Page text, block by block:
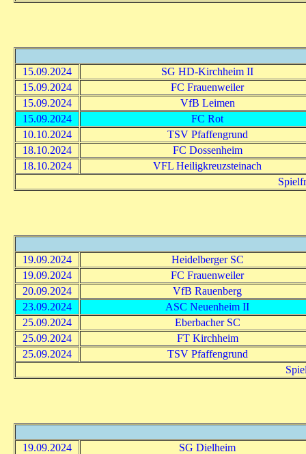
15.09.2024
SG HD-Kirchheim II
15.09.2024
FC Frauenweiler
15.09.2024
VfB Leimen
15.09.2024
FC Rot
10.10.2024
TSV Pfaffengrund
18.10.2024
FC Dossenheim
18.10.2024
VFL Heiligkreuzsteinach
19.09.2024
Heidelberger SC
19.09.2024
FC Frauenweiler
20.09.2024
VfB Rauenberg
23.09.2024
ASC Neuenheim II
25.09.2024
Eberbacher SC
25.09.2024
FT Kirchheim
25.09.2024
TSV Pfaffengrund
19.09.2024
SG Dielheim